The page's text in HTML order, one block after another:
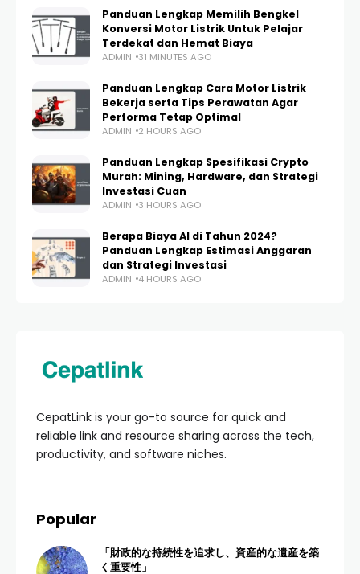
Panduan Lengkap Memilih Bengkel
Konversi Motor Listrik Untuk Pelajar
Terdekat dan Hemat Biaya
ADMIN 31 MINUTES AGO
Panduan Lengkap Cara Motor Listrik
Bekerja serta Tips Perawatan Agar
Performa Tetap Optimal
ADMIN 2 HOURS AGO
Panduan Lengkap Spesifikasi Crypto
Murah: Mining, Hardware, dan Strategi
Investasi Cuan
ADMIN 3 HOURS AGO
Berapa Biaya AI di Tahun 2024?
Panduan Lengkap Estimasi Anggaran
dan Strategi Investasi
ADMIN 4 HOURS AGO
CepatLink is your go-to source for quick and
reliable link and resource sharing across the tech,
productivity, and software niches.
Popular
「財政的な持続性を追求し、資産的な遺産を築
く重要性」